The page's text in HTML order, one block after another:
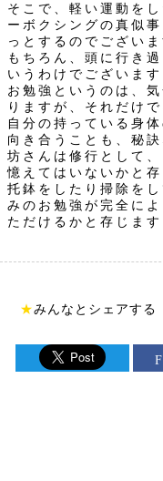
そこで、軽い運動を
ーボクシングの真似
っとするのでございま
もちろん、頭に行き
いうわけでございます
お勉強というのは、
りますが、それだけ
自分の持っている身
向き合うことも、秘
坊さんは修行として
憶えてはいないかと存
托鉢をしたり掃除を
みのお勉強が完全に
ただけるかと存じます
★みんなとシェアする